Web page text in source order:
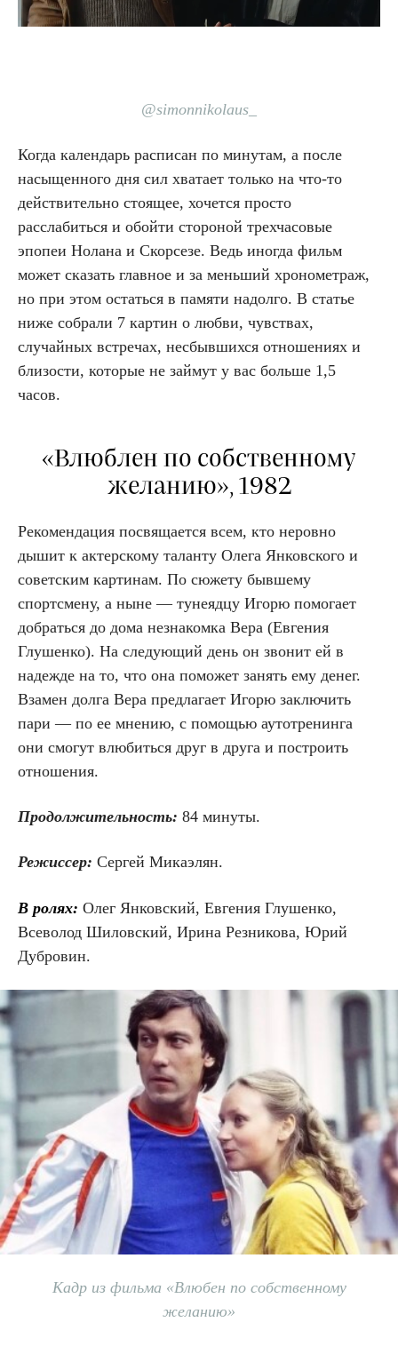
@simonnikolaus_
Когда календарь расписан по минутам, а после
насыщенного дня сил хватает только на что-то
действительно стоящее, хочется просто
расслабиться и обойти стороной трехчасовые
эпопеи Нолана и Скорсезе. Ведь иногда фильм
может сказать главное и за меньший хронометраж,
но при этом остаться в памяти надолго. В статье
ниже собрали 7 картин о любви, чувствах,
случайных встречах, несбывшихся отношениях и
близости, которые не займут у вас больше 1,5
часов.
«Влюблен по собственному
желанию», 1982
Рекомендация посвящается всем, кто неровно
дышит к актерскому таланту Олега Янковского и
советским картинам. По сюжету бывшему
спортсмену, а ныне — тунеядцу Игорю помогает
добраться до дома незнакомка Вера (Евгения
Глушенко). На следующий день он звонит ей в
надежде на то, что она поможет занять ему денег.
Взамен долга Вера предлагает Игорю заключить
пари — по ее мнению, с помощью аутотренинга
они смогут влюбиться друг в друга и построить
отношения.
Продолжительность: 84 минуты.
Режиссер: Сергей Микаэлян.
В ролях: Олег Янковский, Евгения Глушенко,
Всеволод Шиловский, Ирина Резникова, Юрий
Дубровин.
Кадр из фильма «Влюбен по собственному
желанию»